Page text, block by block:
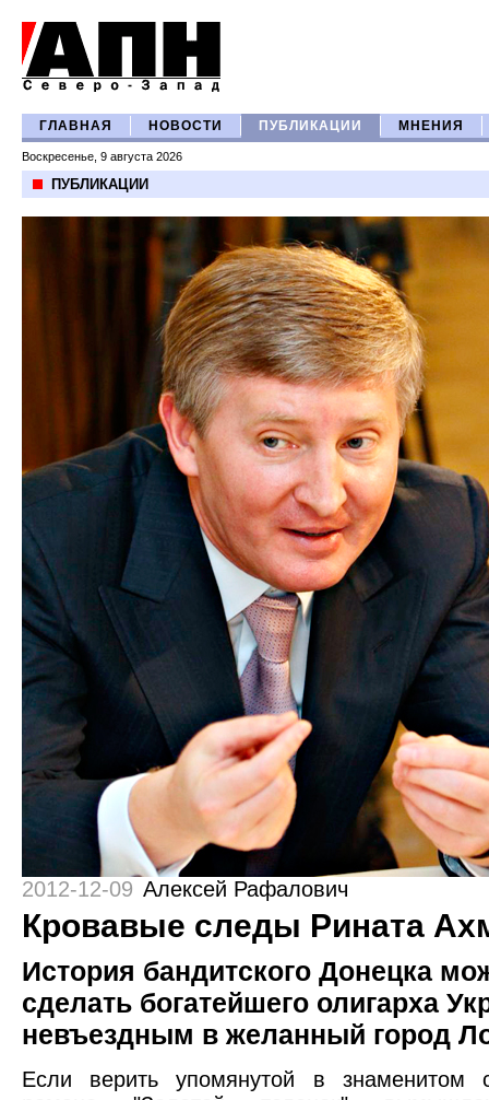
ГЛАВНАЯ НОВОСТИ ПУБЛИКАЦИИ МНЕНИЯ
Воскресенье, 9 августа 2026
ПУБЛИКАЦИИ
2012-12-09 Алексей Рафалович
Кровавые следы Рината
История бандитского Донецка
сделать богатейшего олигарха
невъездным в желанный город
Если верить упомянутой в знаменитом